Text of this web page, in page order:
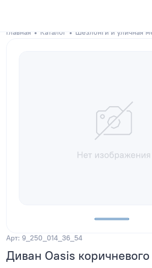
Главная Каталог Шезлонги и уличная
Арт: 9_250_014_36_54
Диван Oasis коричневого